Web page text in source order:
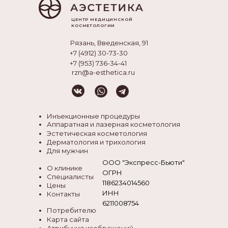
Эстетическая косметология
Дерматология и трихология
ЦЕНТР МЕДИЦИНСКОЙ
КОСМЕТОЛОГИИ
Рязань, Введенская, 91
+7 (4912) 30-73-30
+7 (953) 736-34-41
rzn@a-esthetica.ru
Инъекционные процедуры
О клинике
Карта сайта
Аппаратная и лазерная косметология
Специалисты
Цены
Контакты
Потребителю
Для мужчин
ООО "Экспресс-Бьюти"
ОГРН
1186234014560
ИНН
6211008754